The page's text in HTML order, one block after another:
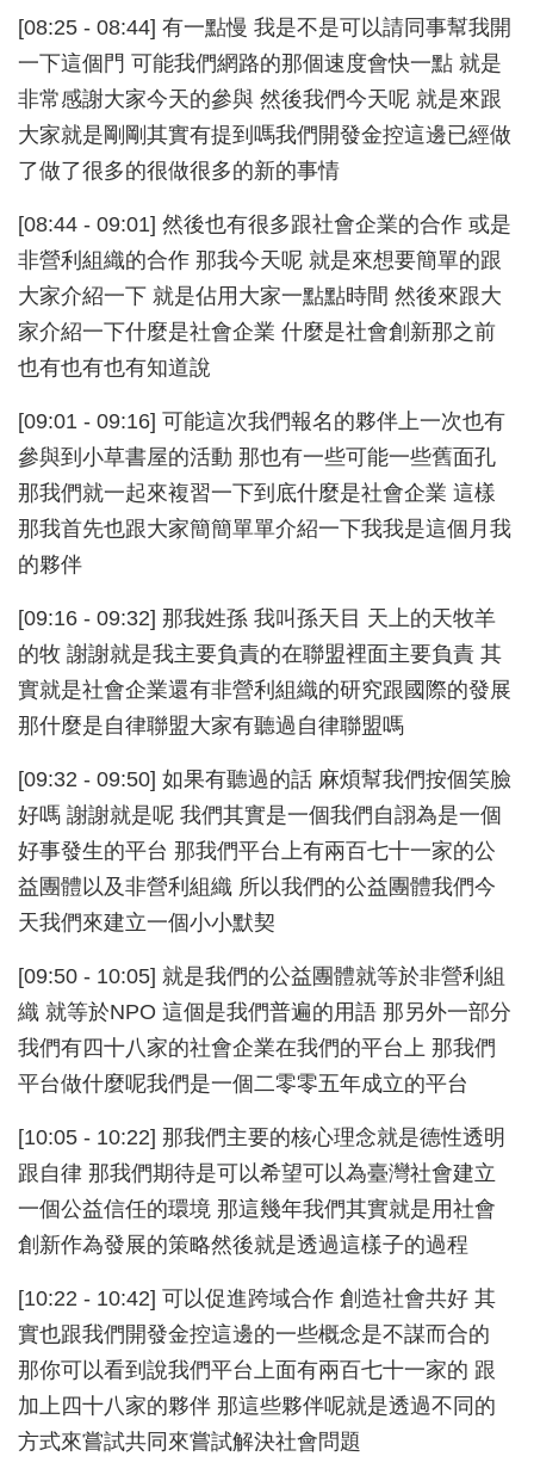
[08:25 - 08:44] 有一點慢 我是不是可以請同事幫我開
一下這個門 可能我們網路的那個速度會快一點 就是
非常感謝大家今天的參與 然後我們今天呢 就是來跟
大家就是剛剛其實有提到嗎我們開發金控這邊已經做
了做了很多的很做很多的新的事情
[08:44 - 09:01] 然後也有很多跟社會企業的合作 或是
非營利組織的合作 那我今天呢 就是來想要簡單的跟
大家介紹一下 就是佔用大家一點點時間 然後來跟大
家介紹一下什麼是社會企業 什麼是社會創新那之前
也有也有也有知道說
[09:01 - 09:16] 可能這次我們報名的夥伴上一次也有
參與到小草書屋的活動 那也有一些可能一些舊面孔
那我們就一起來複習一下到底什麼是社會企業 這樣
那我首先也跟大家簡簡單單介紹一下我我是這個月我
的夥伴
[09:16 - 09:32] 那我姓孫 我叫孫天目 天上的天牧羊
的牧 謝謝就是我主要負責的在聯盟裡面主要負責 其
實就是社會企業還有非營利組織的研究跟國際的發展
那什麼是自律聯盟大家有聽過自律聯盟嗎
[09:32 - 09:50] 如果有聽過的話 麻煩幫我們按個笑臉
好嗎 謝謝就是呢 我們其實是一個我們自詡為是一個
好事發生的平台 那我們平台上有兩百七十一家的公
益團體以及非營利組織 所以我們的公益團體我們今
天我們來建立一個小小默契
[09:50 - 10:05] 就是我們的公益團體就等於非營利組
織 就等於NPO 這個是我們普遍的用語 那另外一部分
我們有四十八家的社會企業在我們的平台上 那我們
平台做什麼呢我們是一個二零零五年成立的平台
[10:05 - 10:22] 那我們主要的核心理念就是德性透明
跟自律 那我們期待是可以希望可以為臺灣社會建立
一個公益信任的環境 那這幾年我們其實就是用社會
創新作為發展的策略然後就是透過這樣子的過程
[10:22 - 10:42] 可以促進跨域合作 創造社會共好 其
實也跟我們開發金控這邊的一些概念是不謀而合的
那你可以看到說我們平台上面有兩百七十一家的 跟
加上四十八家的夥伴 那這些夥伴呢就是透過不同的
方式來嘗試共同來嘗試解決社會問題